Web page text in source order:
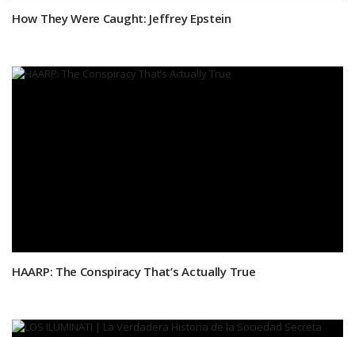
How They Were Caught: Jeffrey Epstein
HAARP: The Conspiracy That’s Actually True